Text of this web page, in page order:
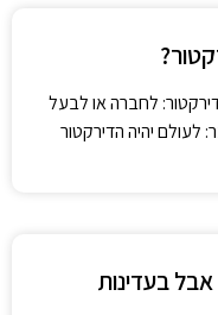
לחברה או לבעל
יהיה הדירקטור